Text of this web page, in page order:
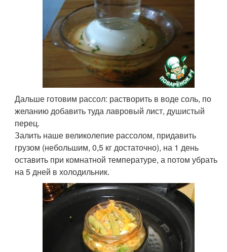
Дальше готовим рассол: растворить в воде соль, по
желанию добавить туда лавровый лист, душистый
перец.
Залить наше великолепие рассолом, придавить
грузом (небольшим, 0,5 кг достаточно), на 1 день
оставить при комнатной температуре, а потом убрать
на 5 дней в холодильник.